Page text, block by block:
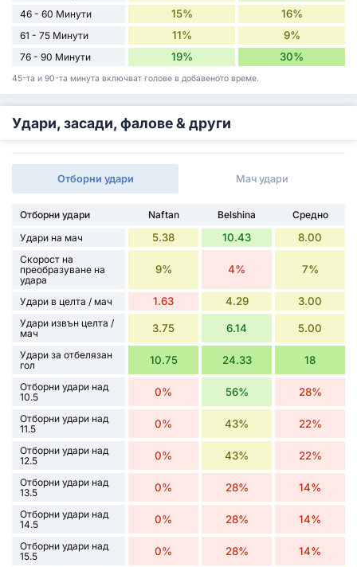
46 - 60 Минути 15% 16%
61 - 75 Минути 11% 9%
76 - 90 Минути 19% 30%
45-та и 90-та минута включват голове в добавеното време.
Удари, засади, фалове & други
Отборни удари Мач удари
Отборни удари Naftan Belshina
Средно
Удари на мач
5.38 10.43 8.00
Скорост на
преобразуване на
удара
9% 4% 7%
Удари в целта / мач 1.63 4.29 3.00
Удари извън целта /
мач
3.75 6.14 5.00
Удари за отбелязан
гол
10.75 24.33 18
Отборни удари над
10.5
0% 56% 28%
Отборни удари над
11.5
0% 43% 22%
Отборни удари над
12.5
0% 43% 22%
Отборни удари над
13.5
0% 28% 14%
Отборни удари над
14.5
0% 28% 14%
Отборни удари над
15.5
0% 28% 14%